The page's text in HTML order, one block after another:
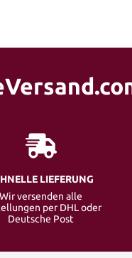
LIEFERUNG
Wir versenden alle
per DHL oder
Deutsche Post